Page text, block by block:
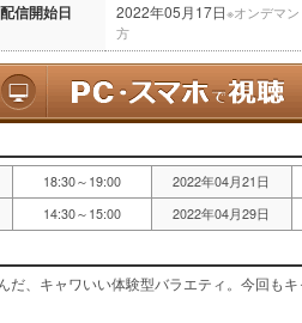
配信開始日 2022年05月17日※オンデマ
方
18:30～19:00 2022年04月21日
14:30～15:00 2022年04月29日
、キャワいい体験型バラエティ。今回も